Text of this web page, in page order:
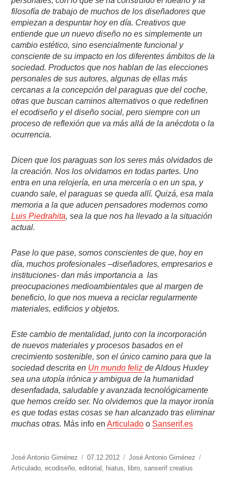
filosofía de trabajo de muchos de los diseñadores que
empiezan a despuntar hoy en día. Creativos que
entiende que un nuevo diseño no es simplemente un
cambio estético, sino esencialmente funcional y
consciente de su impacto en los diferentes ámbitos de la
sociedad. Productos que nos hablan de las elecciones
personales de sus autores, algunas de ellas más
cercanas a la concepción del paraguas que del coche,
otras que buscan caminos alternativos o que redefinen
el ecodiseño y el diseño social, pero siempre con un
proceso de reflexión que va más allá de la anécdota o la
ocurrencia.
Dicen que los paraguas son los seres más olvidados de
la creación. Nos los olvidamos en todas partes. Uno
entra en una relojería, en una mercería o en un spa, y
cuando sale, el paraguas se queda allí. Quizá, esa mala
memoria a la que aducen pensadores modernos como
Luis Piedrahita, sea la que nos ha llevado a la situación
actual.
Pase lo que pase, somos conscientes de que, hoy en
día, muchos profesionales –diseñadores, empresarios e
instituciones- dan más importancia a las
preocupaciones medioambientales que al margen de
beneficio, lo que nos mueva a reciclar regularmente
materiales, edificios y objetos.
Este cambio de mentalidad, junto con la incorporación
de nuevos materiales y procesos basados en el
crecimiento sostenible, son el único camino para que la
sociedad descrita en Un mundo felizde Aldous Huxley
sea una utopía irónica y ambigua de la humanidad
desenfadada, saludable y avanzada tecnológicamente
que hemos creído ser. No olvidemos que la mayor ironía
es que todas estas cosas se han alcanzado tras eliminar
muchas otras. Más info enArticulado o Sanserif.es
https://www.experimenta.es/author/José%20Antonio%20Giménez/
José Antonio Giménez
Publicado
el
07.12.2012 Categorías
José Antonio Giménez
Articulado ,ecodiseño ,editorial hiatus libro ,sanserif creatius